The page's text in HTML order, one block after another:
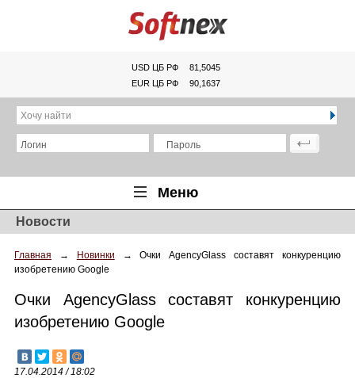
USD ЦБ РФ
81,5045
EUR ЦБ РФ
90,1637
Хочу найти
Логин Пароль
Меню
Главная
Обзоры
Новинки
Новости
Главная → Новинки →Очки AgencyGlass составят конкуренцию
изобретению Google
Очки AgencyGlass составят конкуренцию
изобретению Google
17.04.2014 / 18:02